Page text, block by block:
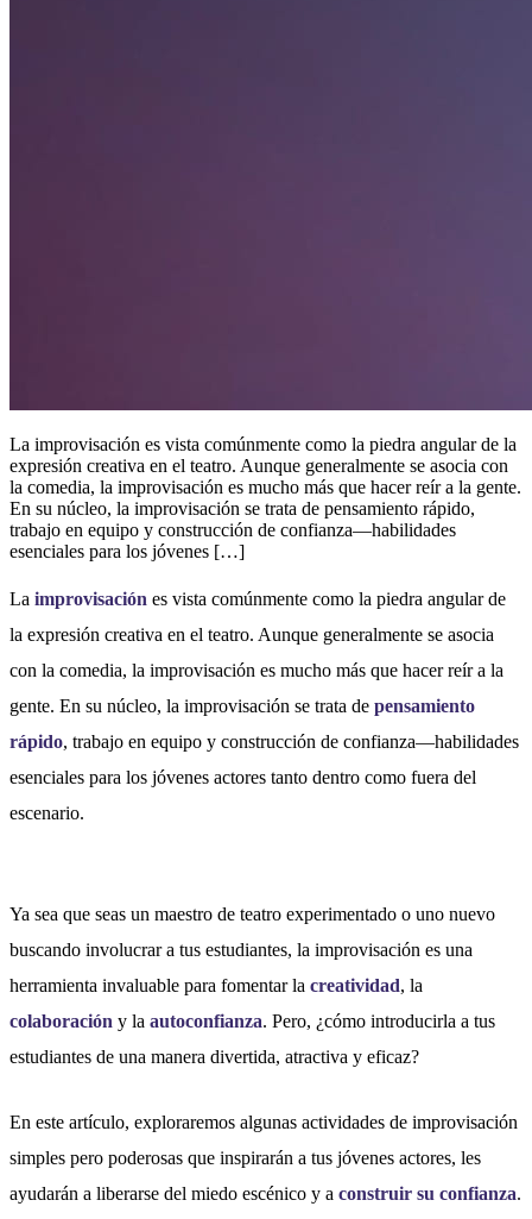
La improvisación es vista comúnmente como la piedra angular de la
expresión creativa en el teatro. Aunque generalmente se asocia con
la comedia, la improvisación es mucho más que hacer reír a la gente.
En su núcleo, la improvisación se trata de pensamiento rápido,
trabajo en equipo y construcción de confianza—habilidades
esenciales para los jóvenes […]
La improvisación es vista comúnmente como la piedra angular de
la expresión creativa en el teatro. Aunque generalmente se asocia
con la comedia, la improvisación es mucho más que hacer reír a la
gente. En su núcleo, la improvisación se trata de pensamiento
rápido, trabajo en equipo y construcción de confianza—habilidades
esenciales para los jóvenes actores tanto dentro como fuera del
escenario.
Ya sea que seas un maestro de teatro experimentado o uno nuevo
buscando involucrar a tus estudiantes, la improvisación es una
herramienta invaluable para fomentar la creatividad, la
colaboración y la autoconfianza. Pero, ¿cómo introducirla a tus
estudiantes de una manera divertida, atractiva y eficaz?
En este artículo, exploraremos algunas actividades de improvisación
simples pero poderosas que inspirarán a tus jóvenes actores, les
ayudarán a liberarse del miedo escénico y a construir su confianza.